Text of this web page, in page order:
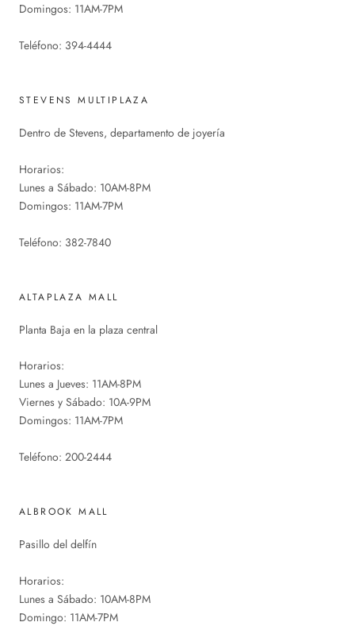
Domingos: 11AM-7PM
Teléfono: 394-4444
STEVENS MULTIPLAZA
Dentro de Stevens, departamento de joyería
Horarios:
Lunes a Sábado: 10AM-8PM
Domingos: 11AM-7PM
Teléfono: 382-7840
ALTAPLAZA MALL
Planta Baja en la plaza central
Horarios:
Lunes a Jueves: 11AM-8PM
Viernes y Sábado: 10A-9PM
Domingos: 11AM-7PM
Teléfono: 200-2444
ALBROOK MALL
Pasillo del delfín
Horarios:
Lunes a Sábado: 10AM-8PM
Domingo: 11AM-7PM